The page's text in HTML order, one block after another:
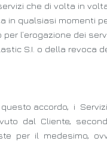
che di volta in
in qualsiasi momenti
l’erogazione dei
S.I. o della revoca
questo accordo, i
dal Cliente,
per il medesimo,